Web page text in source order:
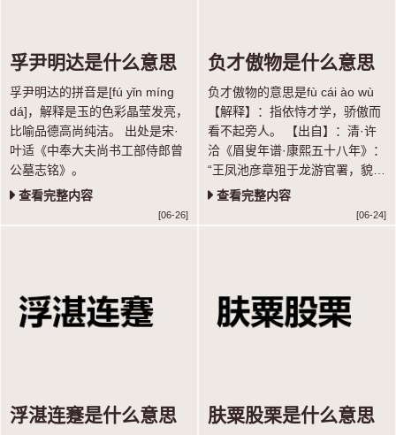
孚尹明达是什么意思
孚尹明达的拼音是[fú yǐn míng
dá]，解释是玉的色彩晶莹发亮，
比喻品德高尚纯洁。 出处是宋·
叶适《中奉大夫尚书工部侍郎曾
公墓志铭》。
查看完整内容
[06-26]
负才傲物是什么意思
负才傲物的意思是fù cái ào wù
【解释】：指依恃才学，骄傲而
看不起旁人。 【出自】：清·许
洽《眉叟年谱·康熙五十八年》：
“王凤池彦章殂于龙游官署，貌癯
猥琐；陈思洛殂于湖广学院署；
张自服于徽州馆，皆负才傲物者
查看完整内容
[06-24]
浮湛连蹇是什么意思 肤粟股栗是什么意思